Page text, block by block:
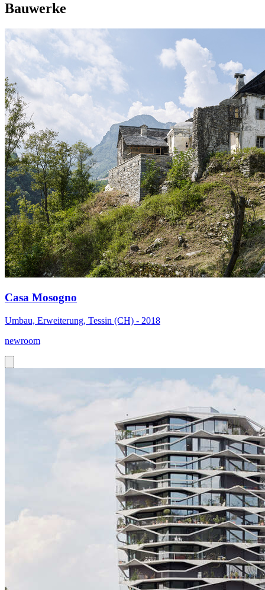
Bauwerke
Casa Mosogno
Umbau, Erweiterung, Tessin (CH) - 2018
newroom